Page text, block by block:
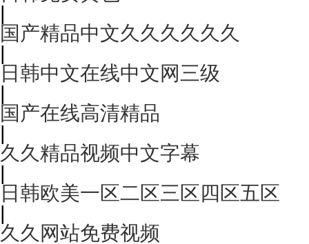
|
国产精品中文久久久久久久
|
日韩中文在线中文网三级
|
国产在线高清精品
|
久久精品视频中文字幕
|
日韩欧美一区二区三区四区五区
|
久久网站免费视频